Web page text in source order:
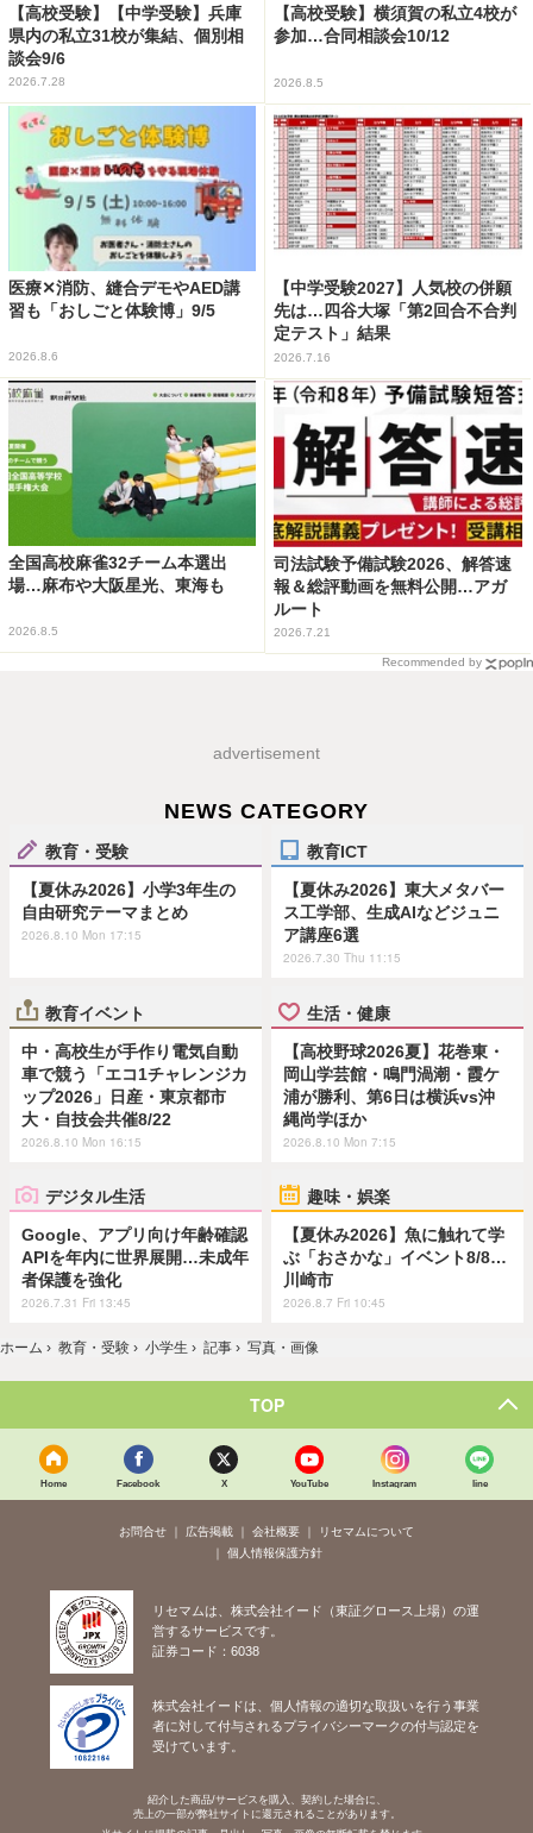
【高校受験】【中学受験】兵庫
県内の私立31校が集結、個別相
談会9/6
2026.7.28
【高校受験】横須賀の私立4校が
参加…合同相談会10/12
2026.8.5
医療✕消防、縫合デモやAED講
習も「おしごと体験博」9/5
2026.8.6
【中学受験2027】人気校の併願
先は…四谷大塚「第2回合不合判
定テスト」結果
2026.7.16
全国高校麻雀32チーム本選出
場…麻布や大阪星光、東海も
2026.8.5
司法試験予備試験2026、解答速
報＆総評動画を無料公開…アガ
ルート
2026.7.21
Recommended by
advertisement
NEWS CATEGORY
教育・受験
【夏休み2026】小学3年生の
自由研究テーマまとめ
2026.8.10 Mon 17:15
教育ICT
【夏休み2026】東大メタバー
ス工学部、生成AIなどジュニ
ア講座6選
2026.7.30 Thu 11:15
教育イベント
中・高校生が手作り電気自動
車で競う「エコ1チャレンジカ
ップ2026」日産・東京都市
大・自技会共催8/22
2026.8.10 Mon 16:15
生活・健康
【高校野球2026夏】花巻東・
岡山学芸館・鳴門渦潮・霞ケ
浦が勝利、第6日は横浜vs沖
縄尚学ほか
2026.8.10 Mon 7:15
デジタル生活
Google、アプリ向け年齢確認
APIを年内に世界展開…未成年
者保護を強化
2026.7.31 Fri 13:45
趣味・娯楽
【夏休み2026】魚に触れて学
ぶ「おさかな」イベント8/8…
川崎市
2026.8.7 Fri 10:45
ホーム › 教育・受験 › 小学生 › 記事 › 写真・画像
TOP
Home Facebook X YouTube Instagram line
お問合せ 広告掲載 会社概要
リセマムについて
個人情報保護方針
リセマムは、株式会社イード（東証グロース上場）の運
営するサービスです。
証券コード：6038
株式会社イードは、個人情報の適切な取扱いを行う事業
者に対して付与されるプライバシーマークの付与認定を
受けています。
紹介した商品/サービスを購入、契約した場合に、
売上の一部が弊社サイトに還元されることがあります。